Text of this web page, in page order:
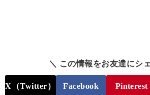
＼ この情報をお友達にシ
X（Twitter） Facebook Pinterest